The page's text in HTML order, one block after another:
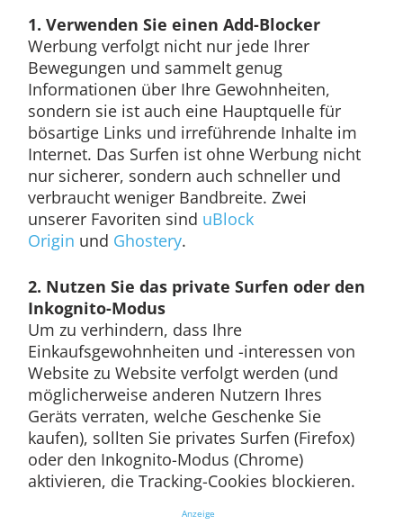
1. Verwenden Sie einen Add-Blocker
Werbung verfolgt nicht nur jede Ihrer
Bewegungen und sammelt genug
Informationen über Ihre Gewohnheiten,
sondern sie ist auch eine Hauptquelle für
bösartige Links und irreführende Inhalte im
Internet. Das Surfen ist ohne Werbung nicht
nur sicherer, sondern auch schneller und
verbraucht weniger Bandbreite. Zwei
unserer Favoriten sind uBlock
Origin und Ghostery.
2. Nutzen Sie das private Surfen oder den
Inkognito-Modus
Um zu verhindern, dass Ihre
Einkaufsgewohnheiten und -interessen von
Website zu Website verfolgt werden (und
möglicherweise anderen Nutzern Ihres
Geräts verraten, welche Geschenke Sie
kaufen), sollten Sie privates Surfen (Firefox)
oder den Inkognito-Modus (Chrome)
aktivieren, die Tracking-Cookies blockieren.
Anzeige